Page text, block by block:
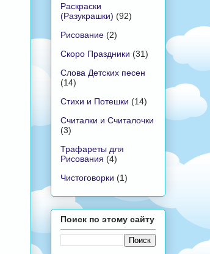
Раскраски
(Разукрашки) (92)
Рисование (2)
Скоро Праздники (31)
Слова Детских песен
(14)
Стихи и Потешки (14)
Считалки и Считалочки
(3)
Трафареты для
Рисования (4)
Чистоговорки (1)
Поиск по этому сайту